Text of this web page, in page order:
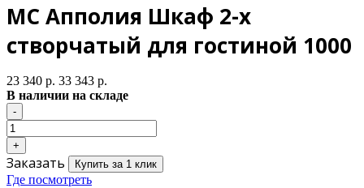
МС Апполия Шкаф 2-х
створчатый для гостиной 1000
23 340 р. 33 343 р.
В наличии на складе
Заказать Купить за 1 клик
Где посмотреть